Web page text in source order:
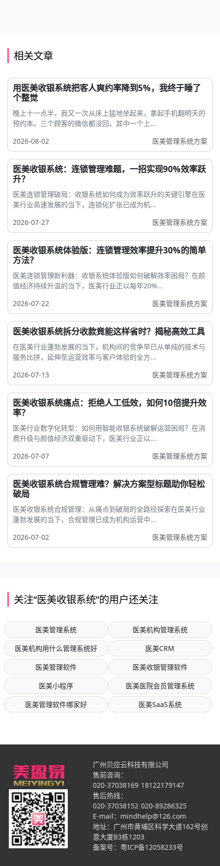
相关文章
用医美收银系统把客人爽约率降到5%，我终于睡了
个整觉
晚上十一点半，我又一次从床上猛地坐起来，拿起手机翻明天的
预约本。三个顾客的微信都没回，其中一个上...
2026-08-02
医美管理系统方案
医美收银系统：连锁管理难题，一招实现90%效率跃
升？
医美连锁管理破局：收银系统如何成为效率跃升的关键引擎在医
美行业高速发展的当下，连锁化扩张已成为机...
2026-07-27
医美管理系统方案
医美收银系统体验版：连锁管理效率提升30%的简单
方法？
医美连锁管理新利器：收银系统体验版如何破解效率困局？在颜
值经济持续升温的当下，医美行业正以每年20%...
2026-07-22
医美管理系统方案
医美收银系统拆分收款竟能这样省时？揭秘高效工具
在医美行业蓬勃发展的当下，机构间的竞争早已从单纯的技术与
服务比拼，延伸至运营效率与客户体验的全方...
2026-07-13
医美管理系统方案
医美收银系统痛点：拒绝人工低效，如何10倍提升效
率？
医美行业数字化转型：如何用智能收银系统破解运营困局？在消
费升级与颜值经济双重驱动下，医美行业正以...
2026-07-07
医美管理系统方案
医美收银系统合规管理难？解决方案型标题助你轻松
破局
医美收银系统合规管理：从痛点到破局的全路径探索在医美行业
蓬勃发展的当下，合规管理已成为机构运营中...
2026-07-02
医美管理系统方案
关注“医美收银系统”的用户还关注
医美管理系统
医美机构管理系统
医美机构用什么管理系统好
医美CRM
医美管理软件
医美收银管理软件
医美小程序
医美医院会员管理系统
医美管理软件哪家好
医美SaaS系统
广州贝应云科技有限公司
售前咨询：
020-37038169 18122179147
售后热线：
020-37038152 020-89286325
E-mail：mindhelp@126.com
地址：广州市黄埔区科学大道162号创
意大厦B3栋1203
备案号： 粤ICP备12058233号